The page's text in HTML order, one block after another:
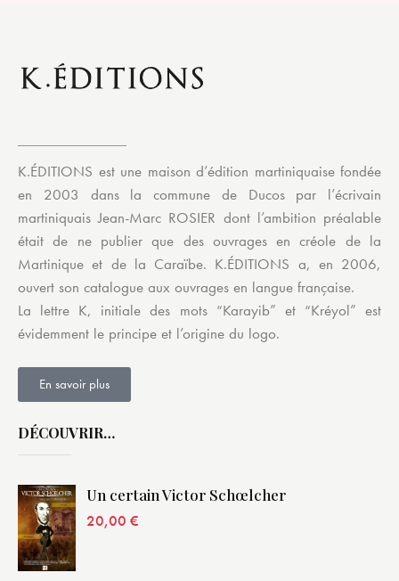
K.ÉDITIONS est une maison d’édition martiniquaise fondée
en 2003 dans la commune de Ducos par l’écrivain
martiniquais Jean-Marc ROSIER dont l’ambition préalable
était de ne publier que des ouvrages en créole de la
Martinique et de la Caraïbe. K.ÉDITIONS a, en 2006,
ouvert son catalogue aux ouvrages en langue française.
La lettre K, initiale des mots “Karayib” et “Kréyol” est
évidemment le principe et l’origine du logo.
En savoir plus
DÉCOUVRIR…
Un certain Victor Schœlcher
20,00 €